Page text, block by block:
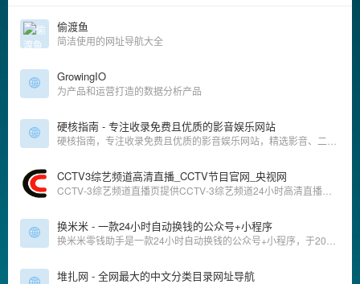
偷渡鱼
简洁使用的网址导航大全
GrowingIO
为产品和运营打造的数据分析产品
硬核指南 - 专注收录免费且优质的影音娱乐网站
CCTV3综艺频道高清直播_CCTV节目官网_央视网
换米米 - 一款24小时自动换钱的公众号+小程序
堆扎网 - 全网最大的中文分类目录网址导航